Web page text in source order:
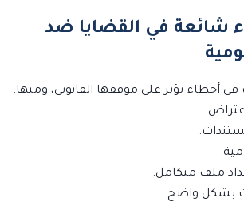
شائعة في القضايا ضد
أخطاء تؤثر على موقفها القانوني، ومنها:
ملف متكامل.
بشكل واضح.